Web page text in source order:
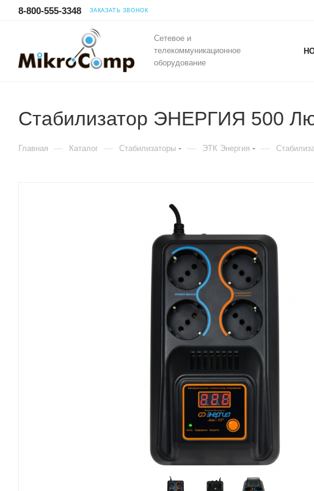
8-800-555-3348 ЗАКАЗАТЬ ЗВОНОК
Сетевое и
телекоммуникационное
оборудование
Cтабилизатор ЭНЕРГИЯ 500
Главная — Каталог — Стабилизаторы — ЭТК Энергия —